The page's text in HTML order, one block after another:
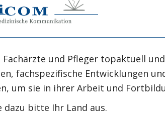
belastungshitzschlag
gastro&hepa-news
neoplasie
intensiv-news
mangelernährung
nephrologie
Fachärzte und Pfleger topaktuell
fachspezifische Entwicklungen
um sie in ihrer Arbeit und
dazu bitte Ihr Land aus.